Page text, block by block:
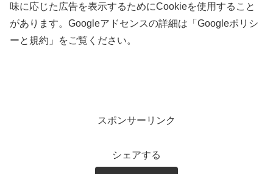
味に応じた広告を表示するためにCookieを使用すること
があります。Googleアドセンスの詳細は「Googleポリシ
ーと規約」をご覧ください。
スポンサーリンク
シェアする